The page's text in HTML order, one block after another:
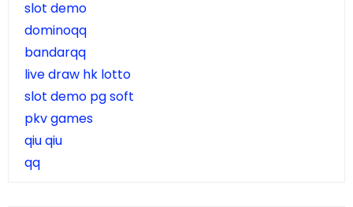
slot demo
dominoqq
bandarqq
live draw hk lotto
slot demo pg soft
pkv games
qiu qiu
qq